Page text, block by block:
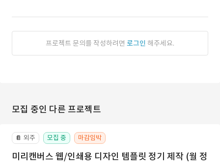
프로젝트 문의를 작성하려면 로그인 해주세요.
모집 중인 다른 프로젝트
📔 외주 모집 중 마감임박
미리캔버스 웹/인쇄용 디자인 템플릿 정기 제작 (월 정